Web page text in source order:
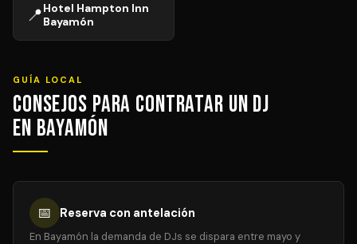
📍Hotel Hampton Inn
Bayamón
GUÍA LOCAL
Consejos para Contratar un DJ
en Bayamón
📅 Reserva con antelación
En Bayamón la demanda de DJs se dispara entre mayo y